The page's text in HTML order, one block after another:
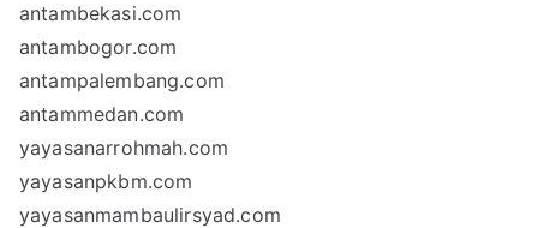
antambekasi.com
antambogor.com
antampalembang.com
antammedan.com
yayasanarrohmah.com
yayasanpkbm.com
yayasanmambaulirsyad.com